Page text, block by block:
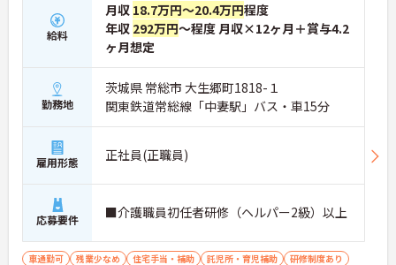
給料
月収 18.7万円～20.4万円程度
年収 292万円～程度 月収×12ヶ月＋賞与4.2
ヶ月想定
勤務地
茨城県 常総市 大生郷町1818-１
関東鉄道常総線「中妻駅」バス・車15分
雇用形態 正社員(正職員)
応募要件 ■介護職員初任者研修（ヘルパー2級）以上
車通勤可 残業少なめ 住宅手当・補助 託児所・育児補助 研修制度あり